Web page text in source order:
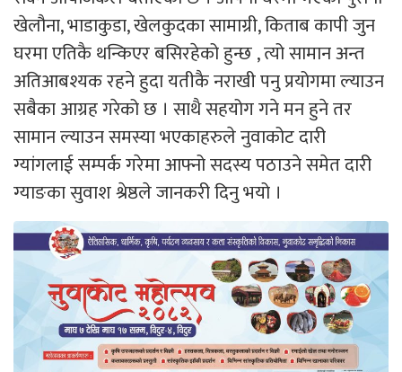
खेलौना, भाडाकुडा, खेलकुदका सामाग्री, किताब कापी जुन
घरमा एतिकै थन्किएर बसिरहेको हुन्छ , त्यो सामान अन्त
अतिआबश्यक रहने हुदा यतीकै नराखी पनु प्रयोगमा ल्याउन
सबैका आग्रह गरेको छ । साथै सहयोग गने मन हुने तर
सामान ल्याउन समस्या भएकाहरुले नुवाकोट दारी
ग्यांगलाई सम्पर्क गरेमा आफ्नो सदस्य पठाउने समेत दारी
ग्याङका सुवाश श्रेष्ठले जानकरी दिनु भयो ।